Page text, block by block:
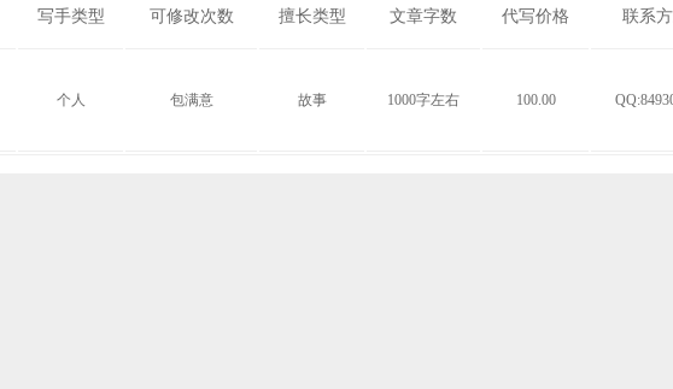
写手类型 可修改次数 擅长类型 文章字数 代写价格 联系
个人 包满意 故事 1000字左右 100.00